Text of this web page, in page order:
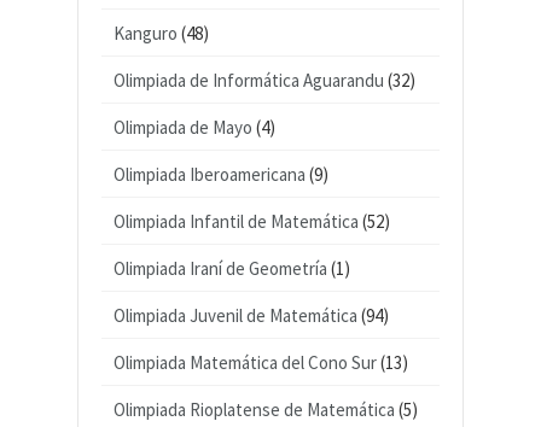
Kanguro (48)
Olimpiada de Informática Aguarandu (32)
Olimpiada de Mayo (4)
Olimpiada Iberoamericana (9)
Olimpiada Infantil de Matemática (52)
Olimpiada Iraní de Geometría (1)
Olimpiada Juvenil de Matemática (94)
Olimpiada Matemática del Cono Sur(13)
Olimpiada Rioplatense de Matemática (5)